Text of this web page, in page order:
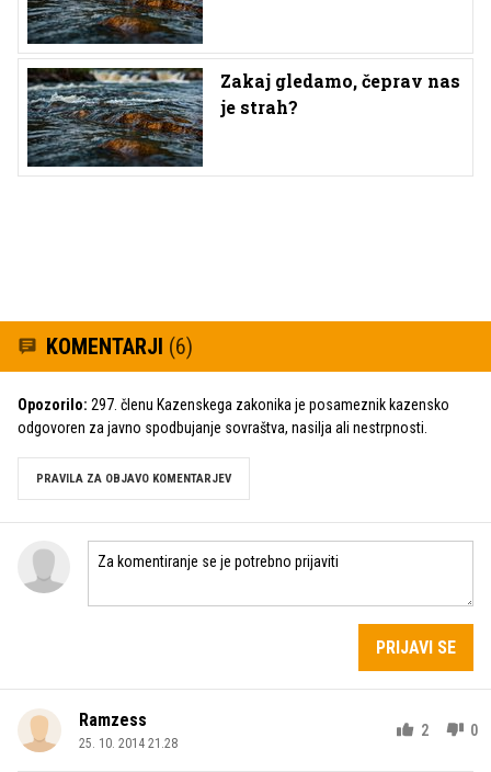
Zakaj gledamo, čeprav nas
je strah?
KOMENTARJI (6)
Opozorilo: 297. členu Kazenskega zakonika je posameznik kazensko
odgovoren za javno spodbujanje sovraštva, nasilja ali nestrpnosti.
PRAVILA ZA OBJAVO KOMENTARJEV
PRIJAVI SE
Ramzess
25. 10. 2014 21.28
2 0